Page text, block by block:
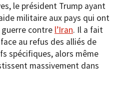
le président Trump ayant
militaire aux pays qui ont
contre l’Iran. Il a fait
au refus des alliés de
spécifiques, alors même
massivement dans